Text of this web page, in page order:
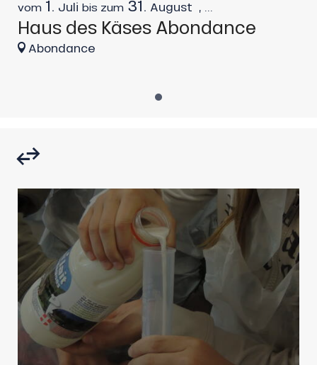
vom 1. Juli bis zum 31. August ,
Haus des Käses Abondance
Abondance